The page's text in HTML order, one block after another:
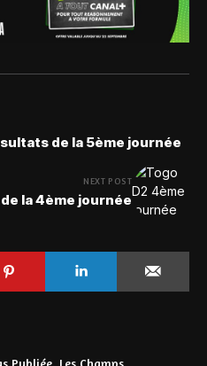
de la 5ème journée
NEXT POST
la 4ème journée
Publiée. Les Champs